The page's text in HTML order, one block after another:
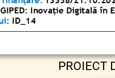
PROIECT